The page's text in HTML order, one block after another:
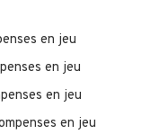
en jeu
en jeu
en jeu
en jeu